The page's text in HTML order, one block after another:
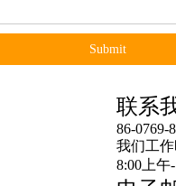
Submit
联系
86-0769-
我们工
8:00上午